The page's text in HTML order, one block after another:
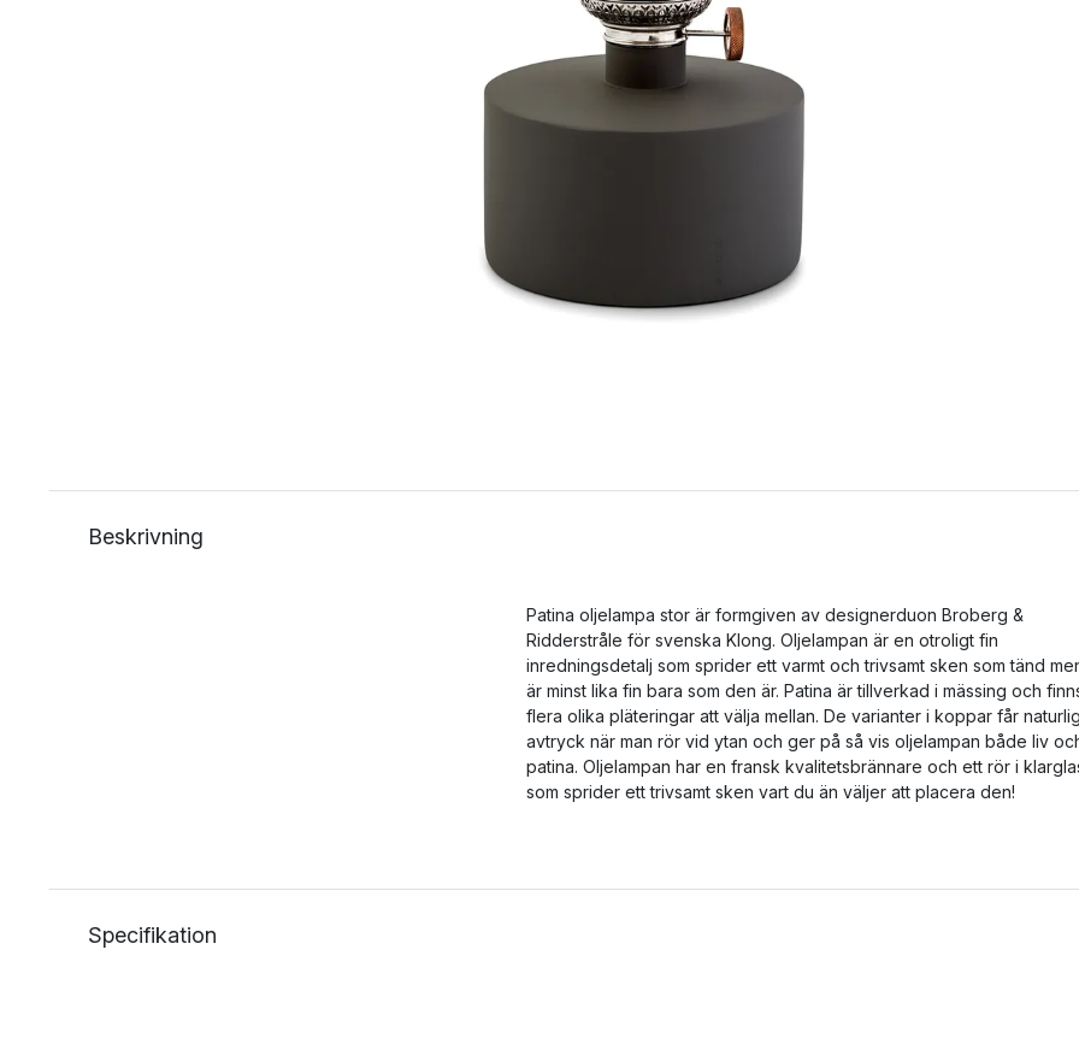
Beskrivning
Patina oljelampa stor är formgiven av designerduon Broberg &
Ridderstråle för svenska Klong. Oljelampan är en otroligt fin
inredningsdetalj som sprider ett varmt och trivsamt sken som tänd
är minst lika fin bara som den är. Patina är tillverkad i mässing och
flera olika pläteringar att välja mellan. De varianter i koppar får
avtryck när man rör vid ytan och ger på så vis oljelampan både liv
patina. Oljelampan har en fransk kvalitetsbrännare och ett rör i
som sprider ett trivsamt sken vart du än väljer att placera den!
Specifikation